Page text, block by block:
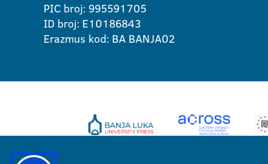
PIC broj: 995591705
ID broj: E10186843
Erazmus kod: BA BANJA02